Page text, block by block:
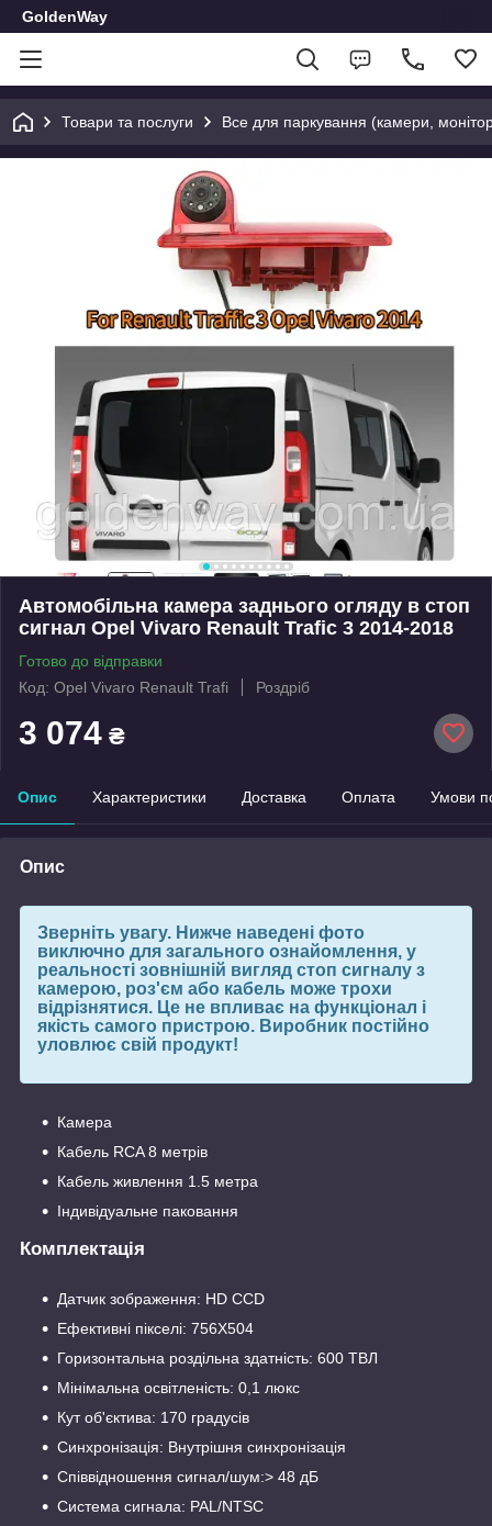
GoldenWay
Товари та послуги Все для паркування (камери,
Автомобільна камера заднього огляду в стоп
сигнал Opel Vivaro Renault Trafic 3 2014-2018
Готово до відправки
Код: Opel Vivaro Renault Trafi
Роздріб
3 074 ₴
Опис Характеристики Доставка Оплата Умови
Опис
Датчик зображення: HD CCD
Ефективні пікселі: 756X504
Горизонтальна роздільна здатність: 600 ТВЛ
Мінімальна освітленість: 0,1 люкс
Кут об'єктива: 170 градусів
Синхронізація: Внутрішня синхронізація
Співвідношення сигнал/шум:> 48 дБ
Система сигнала: PAL/NTSC
Комплектація
Камера
Кабель RCA 8 метрів
Кабель живлення 1.5 метра
Індивідуальне паковання
Зверніть увагу. Нижче наведені фото
виключно для загального ознайомлення, у
реальності зовнішній вигляд стоп сигналу з
камерою, роз'єм або кабель може трохи
відрізнятися. Це не впливає на функціонал і
якість самого пристрою. Виробник постійно
уловлює свій продукт!